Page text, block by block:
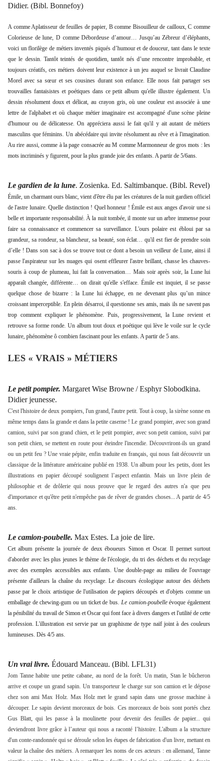
Didier. (Bibl. Bonnefoy)
A comme Aplatisseur de feuilles de papier, B comme Bisouilleur de cailloux, C comme
Colorieuse de lune, D comme Débordeuse d’amour… Jusqu’au Zébreur d’éléphants,
voici un florilège de métiers inventés piqués d’humour et de douceur, tant dans le texte
que le dessin. Tantôt teintés de quotidien, tantôt nés d’une rencontre improbable, et
toujours créatifs, ces métiers doivent leur existence à un jeu auquel se livrait Claudine
Morel avec sa sœur et ses cousines durant son enfance. Elle nous fait partager ses
trouvailles fantaisistes et poétiques dans ce petit album qu'elle illustre également. Un
dessin résolument doux et délicat, au crayon gris, où une couleur est associée à une
lettre de l'alphabet et où chaque métier imaginaire est accompagné d'une scène pleine
d'humour ou de délicatesse. On appréciera aussi le fait qu'il y ait autant de métiers
masculins que féminins. Un abécédaire qui invite résolument au rêve et à l'imagination.
Au rire aussi, comme à la page consacrée au M comme Marmonneur de gros mots : les
mots incriminés y figurent, pour la plus grande joie des enfants. A partir de 5/6ans.
Le gardien de la lune. Zosienka. Ed. Saltimbanque. (Bibl. Revel)
Émile, un charmant ours blanc, vient d'être élu par les créatures de la nuit gardien officiel
de l'astre lunaire. Quelle distinction ! Quel honneur ! Émile est aux anges d'avoir une si
belle et importante responsabilité. À la nuit tombée, il monte sur un arbre immense pour
faire sa connaissance et commencer sa surveillance. L'ours polaire est ébloui par sa
grandeur, sa rondeur, sa blancheur, sa beauté, son éclat… qu'il est fier de prendre soin
d’elle ! Dans son sac à dos se trouve tout ce dont a besoin un veilleur de Lune, ainsi il
passe l'aspirateur sur les nuages qui osent effleurer l'astre brillant, chasse les chauves-
souris à coup de plumeau, lui fait la conversation… Mais soir après soir, la Lune lui
apparaît changée, différente… on dirait qu'elle s'efface. Émile est inquiet, il se passe
quelque chose de bizarre : la Lune lui échappe, en ne devenant plus qu’un mince
croissant imperceptible. En plein désarroi, il questionne ses amis, mais ils ne savent pas
trop comment expliquer le phénomène. Puis, progressivement, la Lune revient et
retrouve sa forme ronde. Un album tout doux et poétique qui lève le voile sur le cycle
lunaire, phénomène ô combien fascinant pour les enfants. A partir de 5 ans.
LES « VRAIS » MÉTIERS
Le petit pompier. Margaret Wise Browne / Esphyr Slobodkina.
Didier jeunesse.
C'est l'histoire de deux pompiers, l'un grand, l'autre petit. Tout à coup, la sirène sonne en
même temps dans la grande et dans la petite caserne ! Le grand pompier, avec son grand
camion, suivi par son grand chien, et le petit pompier, avec son petit camion, suivi par
son petit chien, se mettent en route pour éteindre l'incendie. Découvriront-ils un grand
ou un petit feu ? Une vraie pépite, enfin traduite en français, qui nous fait découvrir un
classique de la littérature américaine publié en 1938. Un album pour les petits, dont les
illustrations en papier découpé soulignent l’aspect enfantin. Mais un livre plein de
philosophie et de drôlerie qui nous prouve que le regard des autres n'a que peu
d'importance et qu'être petit n'empêche pas de rêver de grandes choses... A partir de 4/5
ans.
Le camion-poubelle. Max Estes. La joie de lire.
Cet album présente la journée de deux éboueurs Simon et Oscar. Il permet surtout
d'aborder avec les plus jeunes le thème de l'écologie, du tri des déchets et du recyclage
avec des exemples accessibles aux enfants. Une double-page au milieu de l'ouvrage
présente d'ailleurs la chaîne du recyclage. Le discours écologique autour des déchets
passe par le choix artistique de l'utilisation de papiers découpés et d'objets comme un
emballage de chewing-gum ou un ticket de bus. Le camion-poubelleévoque également
la pénibilité du travail de Simon et Oscar qui font face à divers dangers et l'utilité de cette
profession. L'illustration est servie par un graphisme de type naïf joint à des couleurs
lumineuses. Dès 4/5 ans.
Un vrai livre. Édouard Manceau. (Bibl. LFL31)
Jom Tanne habite une petite cabane, au nord de la forêt. Un matin, Stan le bûcheron
arrive et coupe un grand sapin. Un transporteur le charge sur son camion et le dépose
chez son ami Max Holz. Max Holz met le grand sapin dans une grosse machine à
découper. Le sapin devient morceaux de bois. Ces morceaux de bois sont portés chez
Gus Blatt, qui les passe à la moulinette pour devenir des feuilles de papier... qui
deviendront livre grâce à l’auteur qui nous a raconté l’histoire. L'album a la structure
d'un conte-randonnée qui se déroule selon les étapes de fabrication d'un livre, mettant en
valeur la chaîne des métiers. A remarquer les noms de ces acteurs : en allemand, Tanne